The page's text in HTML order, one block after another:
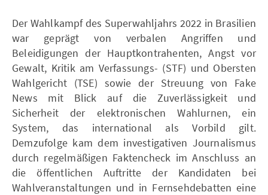
Der Wahlkampf des Superwahljahrs 2022 in Brasilien
war geprägt von verbalen Angriffen und
Beleidigungen der Hauptkontrahenten, Angst vor
Gewalt, Kritik am Verfassungs- (STF) und Obersten
Wahlgericht (TSE) sowie der Streuung von Fake
News mit Blick auf die Zuverlässigkeit und
Sicherheit der elektronischen Wahlurnen, ein
System, das international als Vorbild gilt.
Demzufolge kam dem investigativen Journalismus
durch regelmäßigen Faktencheck im Anschluss an
die öffentlichen Auftritte der Kandidaten bei
Wahlveranstaltungen und in Fernsehdebatten eine